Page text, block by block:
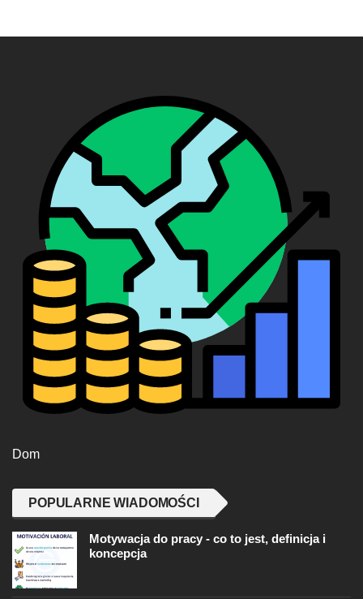
Dom
POPULARNE WIADOMOŚCI
Motywacja do pracy - co to jest, definicja i
koncepcja